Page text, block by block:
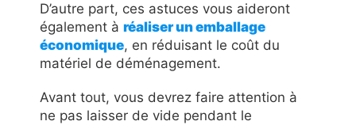
D’autre part, ces astuces vous aideront
également à réaliser un emballage
économique, en réduisant le coût du
matériel de déménagement.
Avant tout, vous devrez faire attention à
ne pas laisser de vide pendant le